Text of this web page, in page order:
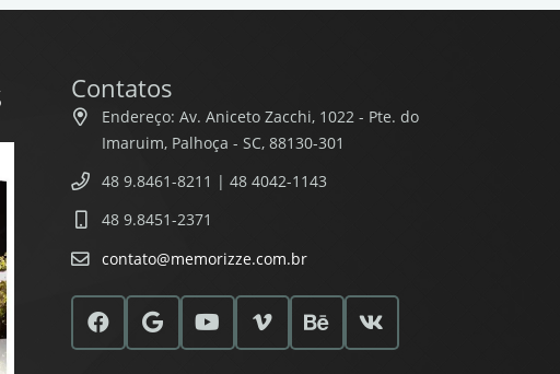
Contatos
Endereço: Av. Aniceto Zacchi, 1022 - Pte. do
Imaruim, Palhoça - SC, 88130-301
48 9.8461-8211 | 48 4042-1143
48 9.8451-2371
contato@memorizze.com.br